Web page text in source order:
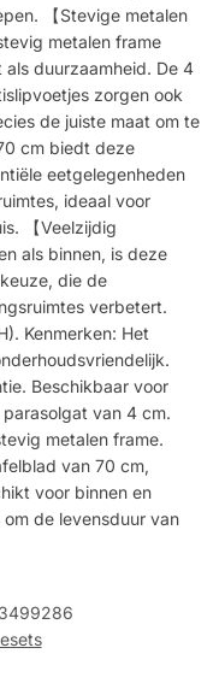
【Stevige metalen
metalen frame
duurzaamheid. De 4
zorgen ook
de juiste maat om te
cm biedt deze
eetgelegenheden
ideaal voor
【Veelzijdig
als binnen, is deze
die de
verbetert.
Kenmerken: Het
Beschikbaar voor
van 4 cm.
metalen frame.
van 70 cm,
voor binnen en
de levensduur van